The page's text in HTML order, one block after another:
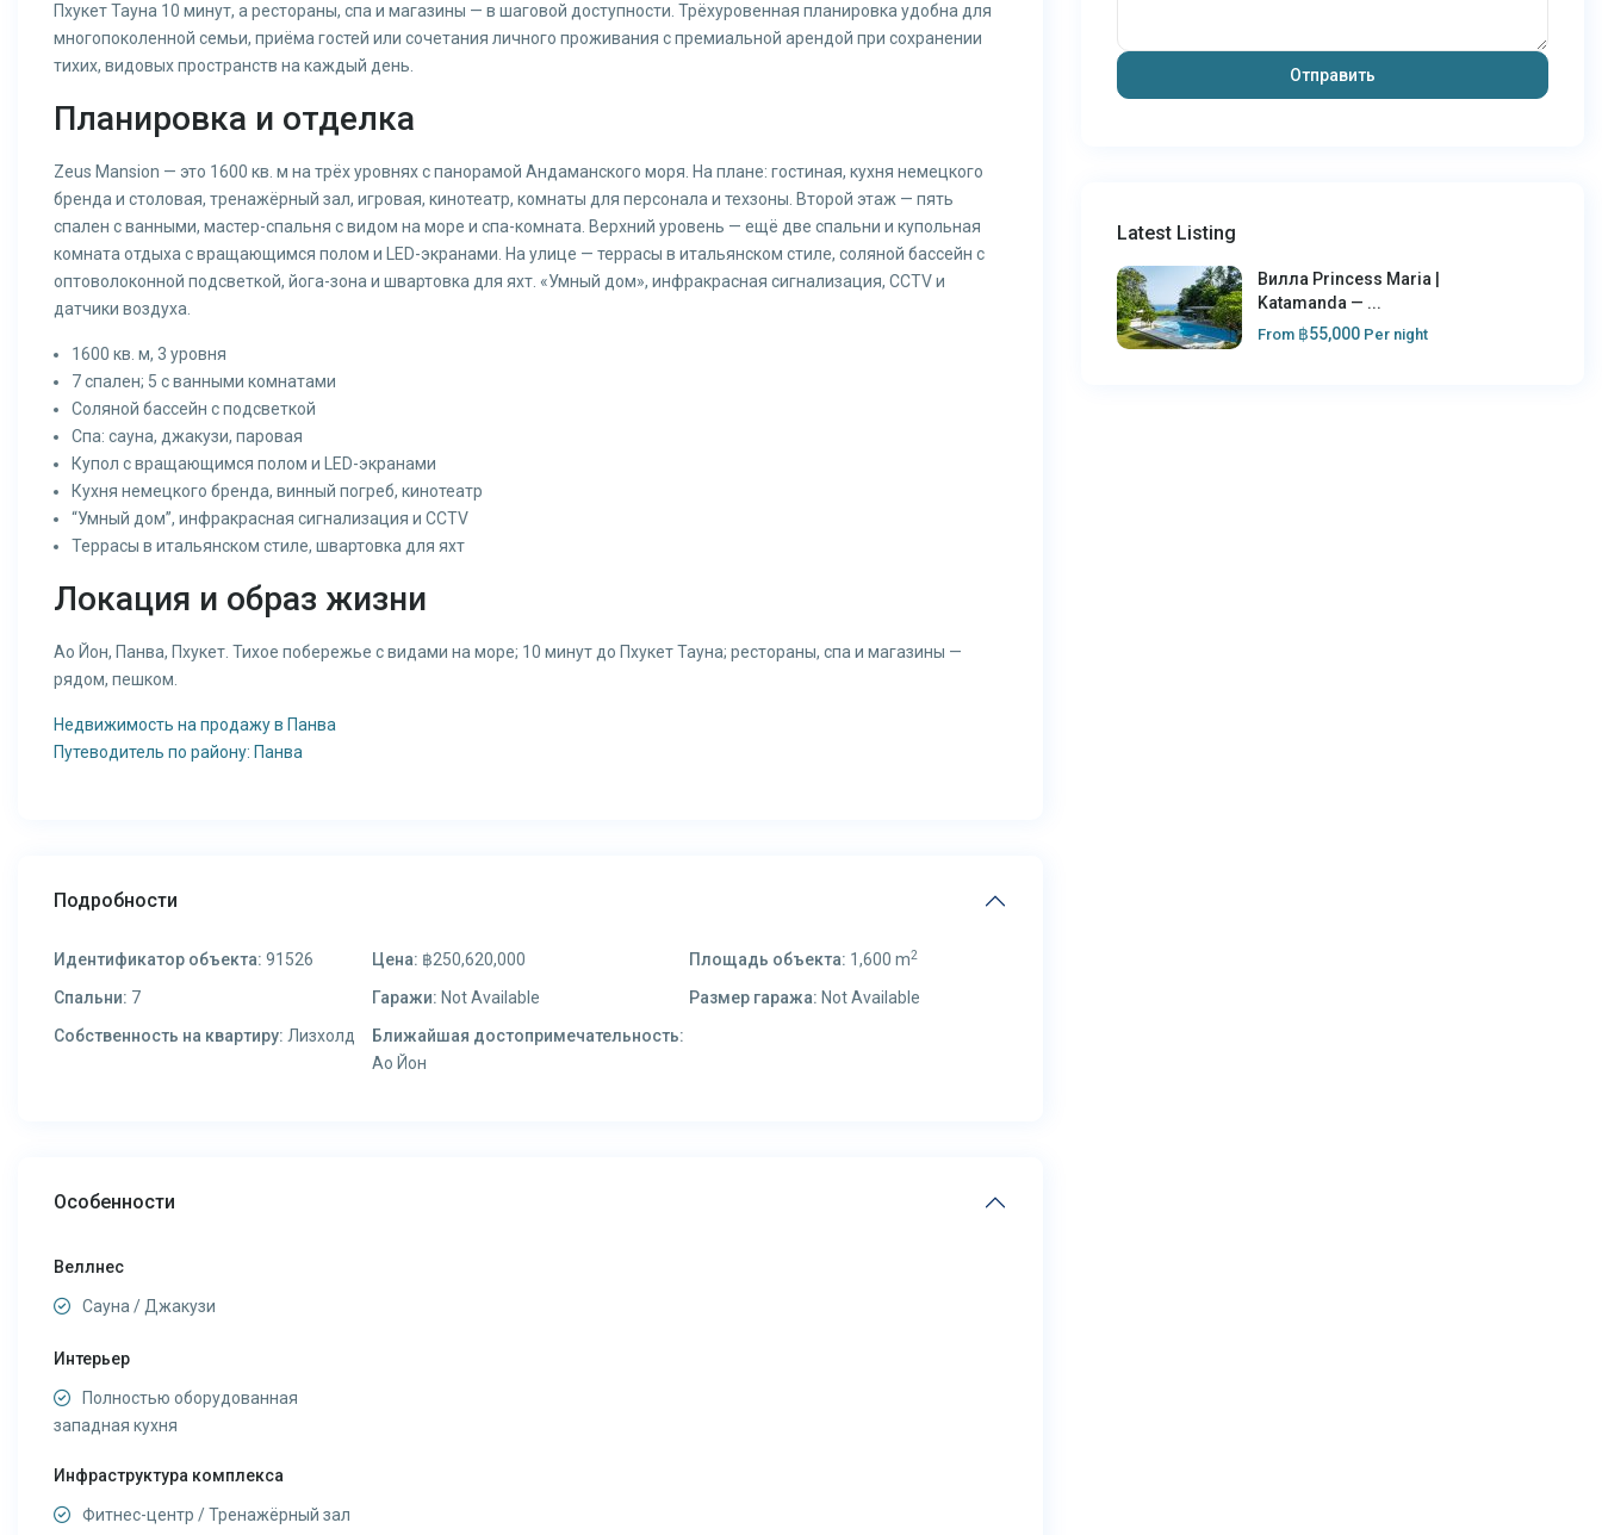
Пхукет Тауна 10 минут, а рестораны, спа и магазины — в шаговой доступности. Трёхуровенная планировка удобна для
многопоколенной семьи, приёма гостей или сочетания личного проживания с премиальной арендой при сохранении
тихих, видовых пространств на каждый день.
Планировка и отделка
Zeus Mansion — это 1600 кв. м на трёх уровнях с панорамой Андаманского моря. На плане: гостиная, кухня немецкого
бренда и столовая, тренажёрный зал, игровая, кинотеатр, комнаты для персонала и техзоны. Второй этаж — пять
спален с ванными, мастер-спальня с видом на море и спа-комната. Верхний уровень — ещё две спальни и купольная
комната отдыха с вращающимся полом и LED-экранами. На улице — террасы в итальянском стиле, соляной бассейн с
оптоволоконной подсветкой, йога-зона и швартовка для яхт. «Умный дом», инфракрасная сигнализация, CCTV и
датчики воздуха.
1600 кв. м, 3 уровня
7 спален; 5 с ванными комнатами
Соляной бассейн с подсветкой
Спа: сауна, джакузи, паровая
Купол с вращающимся полом и LED-экранами
Кухня немецкого бренда, винный погреб, кинотеатр
“Умный дом”, инфракрасная сигнализация и CCTV
Террасы в итальянском стиле, швартовка для яхт
Локация и образ жизни
Ао Йон, Панва, Пхукет. Тихое побережье с видами на море; 10 минут до Пхукет Тауна; рестораны, спа и магазины —
рядом, пешком.
Недвижимость на продажу в Панва
Путеводитель по району: Панва
Подробности
Идентификатор объекта: 91526 Цена: ฿250,620,000 Площадь объекта: 1,600 m2
Спальни: 7 Гаражи: Not Available Размер гаража: Not Available
Собственность на квартиру: Лизхолд
Ближайшая достопримечательность:
Ао Йон
Особенности
Веллнес
Сауна / Джакузи
Интерьер
Полностью оборудованная
западная кухня
Инфраструктура комплекса
Фитнес-центр / Тренажёрный зал
Latest Listing
Вилла Princess Maria |
Katamanda — ...
From ฿55,000 Per night